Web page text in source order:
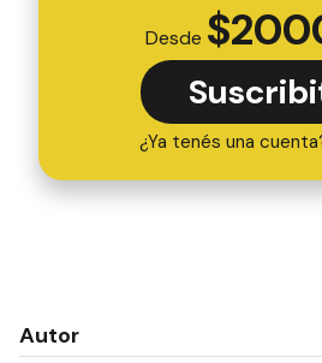
Desde $
¿Ya tenés una
Autor